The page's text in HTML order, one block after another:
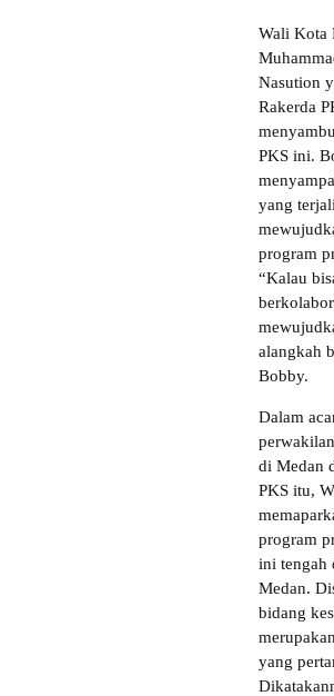
Wali Kota
Nasution
Rakerda
PKS ini.
yang
program
“Kalau
alangkah
Bobby.
Dalam
di Medan
PKS itu,
program
ini tengah
Medan.
bidang
yang